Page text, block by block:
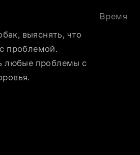
выяснять, что
проблемой.
любые проблемы с
Время